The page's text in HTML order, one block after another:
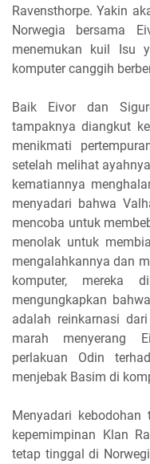
Ravensthorpe. Yakin
Norwegia bersama
menemukan kuil Isu
komputer canggih
Baik Eivor dan
tampaknya diangkut
menikmati
setelah melihat
kematiannya
menyadari bahwa
mencoba untuk
menolak untuk
mengalahkannya dan
komputer, mereka
mengungkapkan
adalah reinkarnasi
marah menyerang
perlakuan Odin
menjebak Basim di
Menyadari kebodohan
kepemimpinan Klan
tetap tinggal di